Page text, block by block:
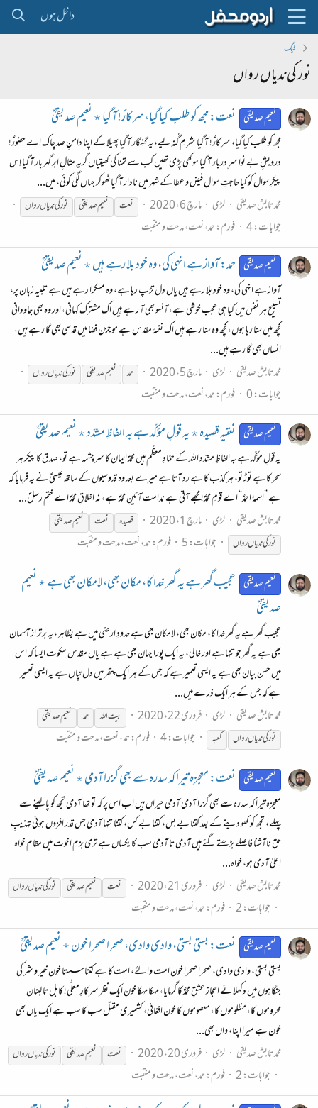
داخل ہوں
ٹیگ
نور کی ندیاں رواں
نعیم صدیقی نعت: مجھ کو طلب کیا گیا، سرکارؐ! آ گیا ٭ نعیم صدیقیؒ
مجھ کو طلب کیا گیا، سرکارؐ! آ گیا شرمِ گُنہ لیے، یہ گنہگار آ گیا پھیلا کے اپنا دامنِ صد چاک اے حضورؐ!
درویشِ بے نوا سرِ دربار آ گیا سوکھی پڑی تھیں کب سے تمنا کی کھیتیاں گریہ مثالِ ابرِ گہر بار آ گیا اِس
پیکرِ سوال کو کیا حاجتِ سوال فیض و عطا کے شہر میں نادار آ گیا ٹھوکر جہاں لگی کوئی، میں...
محمد تابش صدیقی
لڑی مارچ 6، 2020 نعت نعیم صدیقی نورکیندیاںرواں
جوابات: 4 فورم:حمد، نعت، مدحت و منقبت
نعیم صدیقی حمد: آواز ہے انہی کی، وہ خود بلا رہے ہیں ٭ نعیم صدیقیؒ
آواز ہے انہی کی، وہ خود بلا رہے ہیں یاں دل تڑپ رہا ہے، وہ مسکرا رہے ہیں ہے تلبیہ زبان پر،
تسبیح ہر نفس میں کیا ہی عجب خوشی ہے، آنسو بھی آ رہے ہیں اک مشترک کہانی، اور وہ بھی جاودانی
کچھ میں سنا رہا ہوں، کچھ وہ سنا رہے ہیں اک نغمۂ مقدس ہے موجزن فضا میں قدسی بھی گا رہے ہیں،
انساں بھی گا رہے ہیں...
محمد تابش صدیقی
لڑی مارچ 5، 2020 حمد نعیم صدیقی نورکیندیاںرواں
جوابات: 0 فورم:حمد، نعت، مدحت و منقبت
نعیم صدیقی نعتیہ قصیده ٭ یہ قولِ مؤکّد ہے بہ الفاظِ مشدّد ٭ نعیم صدیقیؒ
یہ قولِ مؤکّد ہے بہ الفاظِ مشدّد اللہ کے حمّادِ معظّم ہیں محمّدؐ ایمان کا سرچشمہ ہے تو، صدق کا پیکر ہر
سحر کا ہے توڑ تو، ہر کذب کا ہے رد آتا ہے میرے بعد وه قدوسیوں کے ساتھ عیسٰیؑ نے یہ فرمایا کہ
ہے ”اسمہٗ احمدؐ“ اے قومِ محمدؐ! مجھے آتی ہے ندامت آئینِ محمدؐ ہے، نہ اخلاقِ محمدؐ اے ختم رسلؐ...
محمد تابش صدیقی
لڑی مارچ 1، 2020 قصیدہ نعت
نعیم صدیقی
نورکیندیاںرواں جوابات: 5 فورم:حمد، نعت، مدحت و منقبت
نعیم صدیقی عجیب گھر ہے یہ گھر خدا کا، مکان بھی، لامکان بھی ہے ٭ نعیم
صدیقیؒ
عجیب گھر ہے یہ گھر خدا کا، مکان بھی، لامکان بھی ہے حدودِ ارضی میں ہے بظاہر، یہ برتر از آسمان
بھی ہے یہ گھر جو تنہا ہے اور خالی، یہ ایک پورا جہان بھی ہے ہے یاں مقدس سکوت ایسا کہ اس
میں حسنِ بیان بھی ہے یہ ایسی تعمیر ہے کہ جس کے ہر ایک پتھر میں دل تپاں ہے یہ ایسی تعمیر
ہے کہ جس کے ہر ایک ذرے میں...
محمد تابش صدیقی
لڑی فروری 22، 2020 بیت اللہ حمد
نعیم صدیقی
نورکیندیاںرواں کعبہ جوابات: 4 فورم:حمد، نعت، مدحت و منقبت
نعیم صدیقی نعت: معجزه تیرا کہ سدرہ سے بھی گزرا آدمی ٭ نعیم صدیقیؒ
معجزه تیرا کہ سدرہ سے بھی گزرا آدمی آدمی حیراں ہیں اب اس پر کہ تو تھا آدمی تجھ کو پا لینے سے
پہلے، تجھ کو کھو دینے کے بعد کتنا بے بس، کتنا بے کس، کتنا تنہا آدمی جس قدر افزوں ہوئی تہذیبِ
حق ناآشنا فاصلے بڑھتے گئے ہیں آدمی تا آدمی سب کا یکساں ہے تری بزمِ اخوت میں مقام خواه
اعلیٰ آدمی ہو، خواه...
محمد تابش صدیقی
لڑی فروری 21، 2020 نعت نعیم صدیقی نورکیندیاںرواں
جوابات: 2 فورم:حمد، نعت، مدحت و منقبت
نعیم صدیقی نعت: بستی بستی، وادی وادی، صحرا صحرا خون ٭ نعیم صدیقیؒ
بستی بستی، وادی وادی، صحرا صحرا خون امت والےؐ، امت کا ہے کتنا سستا خون خیر و شر کی
جنگاہوں میں دکھلائے اعجاز عشقِ محمدؐ کا گرمایا، مہکا مہکا خون ایک نظر سرکارِ معلّٰی! کابل تا لبنان
محروموں کا، مظلوموں کا، معصوموں کا خون افغانی، کشمیری مقتل سب کا سب ہے ایک یاں بھی
خون ہے میرا اپنا، واں بھی...
محمد تابش صدیقی
لڑی فروری 20، 2020 نعت نعیم صدیقی نورکیندیاںرواں
جوابات: 2 فورم:حمد، نعت، مدحت و منقبت